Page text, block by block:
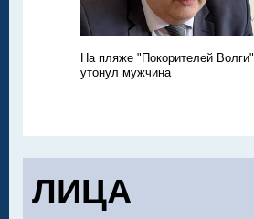
На пляже "Покорителей Волги"
утонул мужчина
ЛИЦА